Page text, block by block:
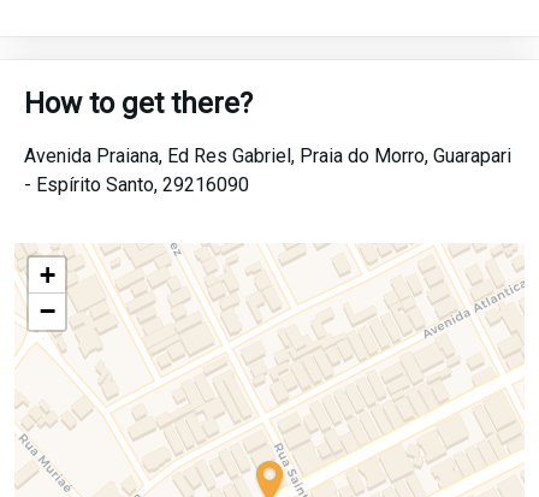
How to get there?
Avenida Praiana, Ed Res Gabriel, Praia do Morro, Guarapari
- Espírito Santo, 29216090
+
−